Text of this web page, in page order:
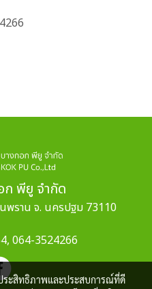
ก พียู จำกัด
พราน จ. นครปฐม 73110
064-3524266
ระสิทธิภาพและประสบการณ์ที่ดี